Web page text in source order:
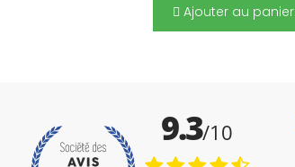
Ajouter au panier